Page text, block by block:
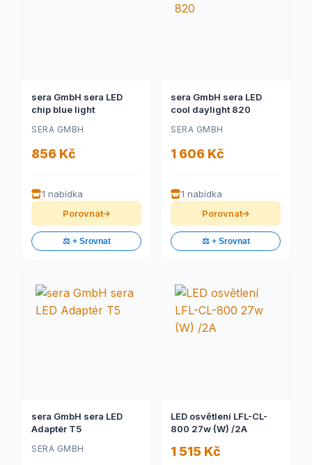
sera GmbH sera LED
chip blue light
SERA GMBH
856 Kč
1 nabídka
Porovnat
⚖️ + Srovnat
sera GmbH sera LED
cool daylight 820
SERA GMBH
1 606 Kč
1 nabídka
Porovnat
⚖️ + Srovnat
sera GmbH sera LED
Adaptér T5
SERA GMBH
LED osvětlení LFL-CL-
800 27w (W) /2A
1 515 Kč